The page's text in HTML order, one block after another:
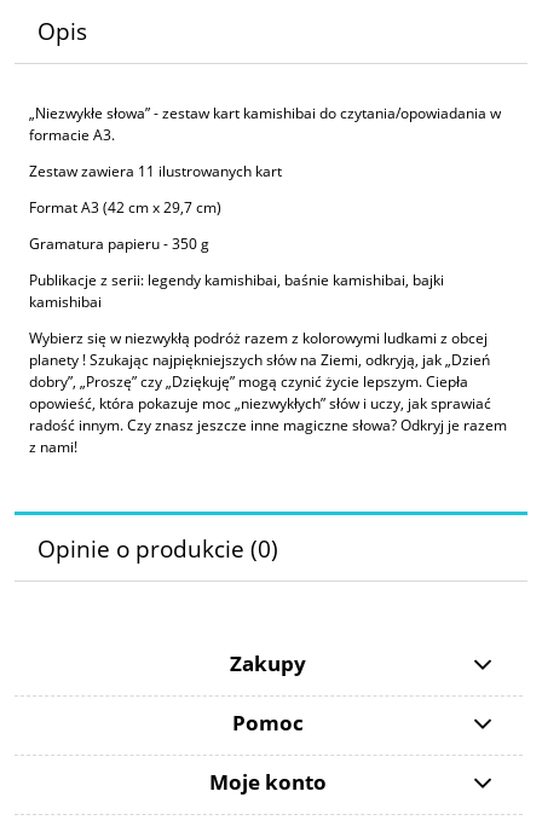
Opis
„Niezwykłe słowa” - zestaw kart kamishibai do czytania/opowiadania w
formacie A3.
Zestaw zawiera 11 ilustrowanych kart
Format A3 (42 cm x 29,7 cm)
Gramatura papieru - 350 g
Publikacje z serii: legendy kamishibai, baśnie kamishibai, bajki
kamishibai
Wybierz się w niezwykłą podróż razem z kolorowymi ludkami z obcej
planety ! Szukając najpiękniejszych słów na Ziemi, odkryją, jak „Dzień
dobry”, „Proszę” czy „Dziękuję” mogą czynić życie lepszym. Ciepła
opowieść, która pokazuje moc „niezwykłych” słów i uczy, jak sprawiać
radość innym. Czy znasz jeszcze inne magiczne słowa? Odkryj je razem
z nami!
Opinie o produkcie (0)
Zakupy
Pomoc
Moje konto